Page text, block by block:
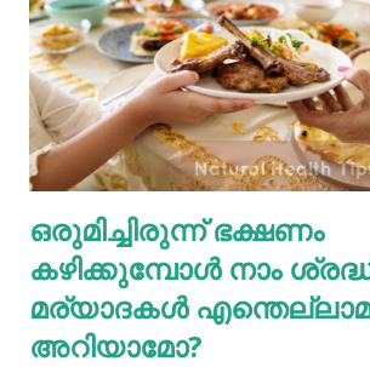
വീർക്കുക തുടങ്ങിയവയെല്ലാം
ലക്ഷണങ്ങളിൽ ചിലതാണ്. നമ്മുടെ
നല്ല മാറ്റങ്ങൾ വരുത്തുന്നത് കൊണ്ട്
ഗ്യാസ്ട്രബിലിനെ നമുക്ക്
ഫുഡ് ഭക്ഷണങ്ങൾ, സ്നാക്സുകൾ
ശരീരത്തിന് വലിയ ബുദ്ധിമുട്ടുകളാണ്
പുകവലിയും മദ്യപാനവും ശരീരത്തിന്
ഒരുമിച്ചിരുന്ന് ഭക്ഷണം
കഴിക്കുമ്പോൾ നാം
മര്യാദകൾ
അറിയാമോ?